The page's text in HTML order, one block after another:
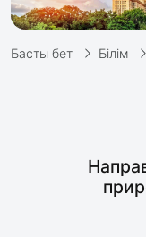
Басты бет Білім